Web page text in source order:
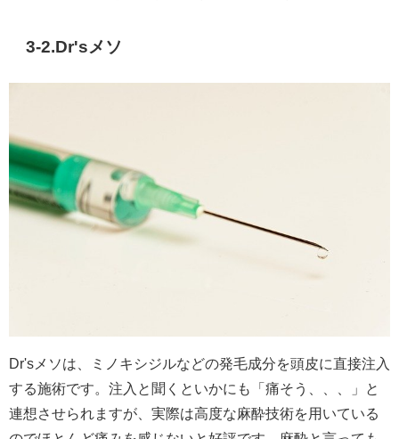
3-2.Dr'sメソ
Dr'sメソは、ミノキシジルなどの発毛成分を頭皮に直接注入
する施術です。注入と聞くといかにも「痛そう、、、」と
連想させられますが、実際は高度な麻酔技術を用いている